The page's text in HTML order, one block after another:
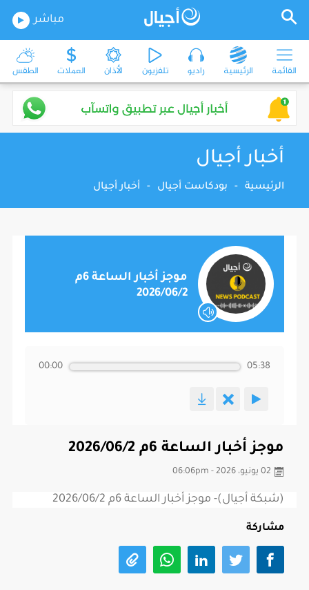
مباشر
القائمة الرئيسية راديو تلفزيون الأذان العملات الطقس
أخبار أجيال
الرئيسية - بودكاست أجيال - أخبار أجيال
موجز أخبار الساعة 6م
2026/06/2
00:00 05:38
موجز أخبار الساعة 6م 2026/06/2
02 يونيو، 2026 - 06:06pm
(شبكة أجيال)- موجز أخبار الساعة 6م 2026/06/2
مشاركة